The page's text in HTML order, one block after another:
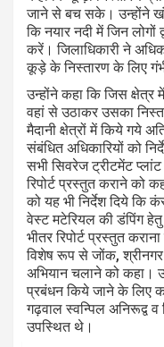
जाने से बच सके। उन्होंने खंड
कि नयार नदी में जिन लोगों
करें। जिलाधिकारी ने
कूड़े के निस्तारण के लिए
उन्होंने कहा कि जिस
वहां से उठाकर उसका
मैदानी क्षेत्रों में किये गये
संबंधित अधिकारियों को
सभी सिवरेज ट्रीटमेंट
रिपोर्ट प्रस्तुत कराने को
को यह भी निर्देश दिये कि
वेस्ट मटेरियल की डंपिंग
भीतर रिपोर्ट प्रस्तुत
विशेष रूप से जोंक,
अभियान चलाने को कहा।
प्रबंधन किये जाने के लिए
गढ़वाल स्वन्पिल अनिरूद्व
उपस्थित थे।